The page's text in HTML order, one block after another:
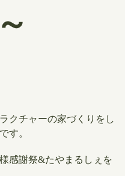
クチャーの家づくりをし
す。
感謝祭&たやまるしぇを